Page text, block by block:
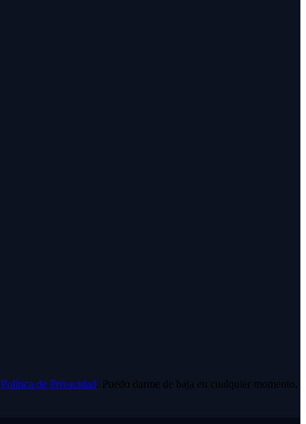
Política de Privacidad. Puedo darme de baja en cualquier momento.